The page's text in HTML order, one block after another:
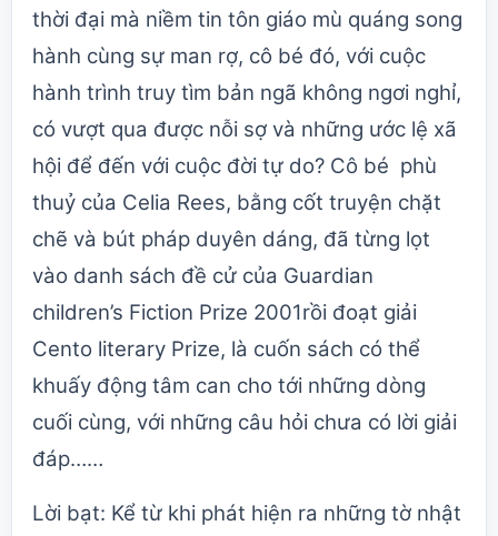
thời đại mà niềm tin tôn giáo mù quáng song
hành cùng sự man rợ, cô bé đó, với cuộc
hành trình truy tìm bản ngã không ngơi nghỉ,
có vượt qua được nỗi sợ và những ước lệ xã
hội để đến với cuộc đời tự do? Cô bé phù
thuỷ của Celia Rees, bằng cốt truyện chặt
chẽ và bút pháp duyên dáng, đã từng lọt
vào danh sách đề cử của Guardian
children’s Fiction Prize 2001rồi đoạt giải
Cento literary Prize, là cuốn sách có thể
khuấy động tâm can cho tới những dòng
cuối cùng, với những câu hỏi chưa có lời giải
đáp……
Lời bạt: Kể từ khi phát hiện ra những tờ nhật